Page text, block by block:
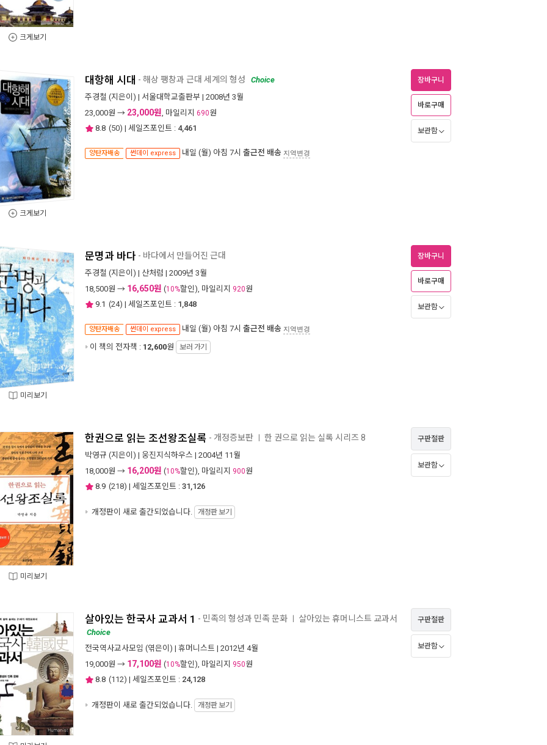
크게보기
크게보기
대항해 시대 - 해상 팽창과 근대 세계의 형성
Choice
주경철 (지은이) | 서울대학교출판부 | 2008년 3월
23,000원 → 23,000원, 마일리지 690원
8.8 (50) | 세일즈포인트 : 4,461
양탄자배송 썬데이 express 내일 (월) 아침 7시 출근전 배송 지역변경
장바구니
바로구매
보관함
미리보기
문명과 바다 - 바다에서 만들어진 근대
주경철 (지은이) | 산처럼 | 2009년 3월
18,500원 → 16,650원 (10%할인), 마일리지 920원
9.1 (24) | 세일즈포인트 : 1,848
양탄자배송 썬데이 express 내일 (월) 아침 7시 출근전 배송 지역변경
이 책의 전자책 : 12,600원 보러 가기
장바구니
바로구매
보관함
미리보기
한권으로 읽는 조선왕조실록 - 개정증보판 한 권으로 읽는 실록 시리즈 8
박영규 (지은이) | 웅진지식하우스 | 2004년 11월
18,000원 → 16,200원 (10%할인), 마일리지 900원
8.9 (218) | 세일즈포인트 : 31,126
개정판이 새로 출간되었습니다. 개정판 보기
구판절판
보관함
살아있는 한국사 교과서 1 - 민족의 형성과 민족 문화 살아있는 휴머니스트 교과서
Choice
전국역사교사모임 (엮은이) | 휴머니스트 | 2012년 4월
19,000원 → 17,100원 (10%할인), 마일리지 950원
8.8 (112) | 세일즈포인트 : 24,128
개정판이 새로 출간되었습니다. 개정판 보기
구판절판
보관함